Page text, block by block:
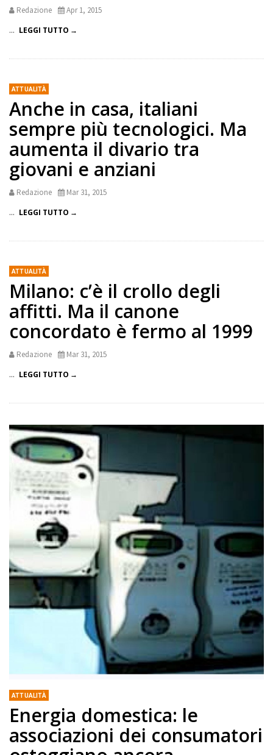
Redazione Apr 1, 2015
... LEGGI TUTTO
ATTUALITÀ
Anche in casa, italiani
sempre più tecnologici. Ma
aumenta il divario tra
giovani e anziani
Redazione Mar 31, 2015
... LEGGI TUTTO
ATTUALITÀ
Milano: c’è il crollo degli
affitti. Ma il canone
concordato è fermo al 1999
Redazione Mar 31, 2015
... LEGGI TUTTO
ATTUALITÀ
Energia domestica: le
associazioni dei consumatori